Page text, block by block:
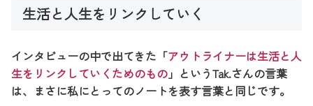
生活と人生をリンクしていく
インタビューの中で出てきた「アウトライナーは生活と人
生をリンクしていくためのもの」というTak.さんの言葉
は、まさに私にとってのノートを表す言葉と同じです。